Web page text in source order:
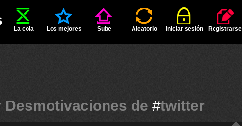
La cola Los mejores Sube Aleatorio Iniciar sesión Registrarse
Desmotivaciones de #twitter